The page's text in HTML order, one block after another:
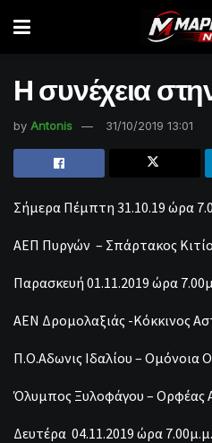
Η συνέχεια
by Antonis 31/10/2019 13:01
Σήμερα Πέμπτη 31.10.19 ώρα
ΑΕΠ Πυργών – Σπάρτακος
Παρασκευή 01.11.2019 ώρα
ΑΕΝ Δρομολαξιάς -Κόκκινος
Π.Ο.Αδωνις Ιδαλίου – Ομόνοια
Όλυμπος Ξυλοφάγου –
Δευτέρα 04.11.2019 ώρα 7.00μ.μ.